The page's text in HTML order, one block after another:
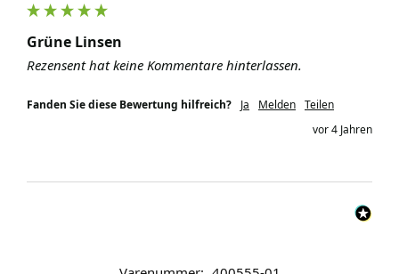
Grüne Linsen
Rezensent hat keine Kommentare hinterlassen.
Fanden Sie diese Bewertung hilfreich? Ja Melden Teilen
vor 4 Jahren